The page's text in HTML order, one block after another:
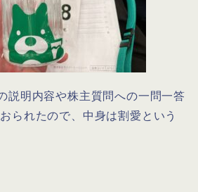
説明内容や株主質問への一問一答
られたので、中身は割愛という